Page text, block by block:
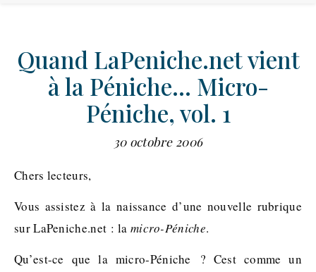
Quand LaPeniche.net vient
à la Péniche… Micro-
Péniche, vol. 1
30 octobre 2006
Chers lecteurs,
Vous assistez à la naissance d’une nouvelle rubrique
sur LaPeniche.net : la micro-Péniche.
Qu’est-ce que la micro-Péniche ? Cest comme un